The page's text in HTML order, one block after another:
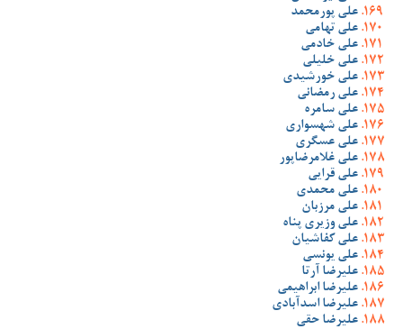
علی پورمحمد
علی تهامی
علی خادمی
علی خلیلی
علی خورشیدی
علی رمضانی
علی سامره
علی شهسواری
علی عسگری
علی غلامرضاپور
علی قرایی
علی محمدی
علی مرزبان
علی وزیری پناه
علی کفاشیان
علی یونسی
علیرضا آرتا
علیرضا ابراهیمی
علیرضا اسدآبادی
علیرضا حقی